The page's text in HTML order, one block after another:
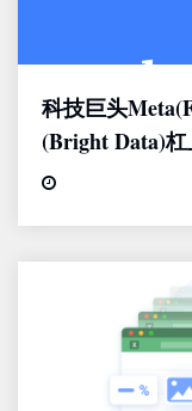
科技巨头
(Bright Data)杠